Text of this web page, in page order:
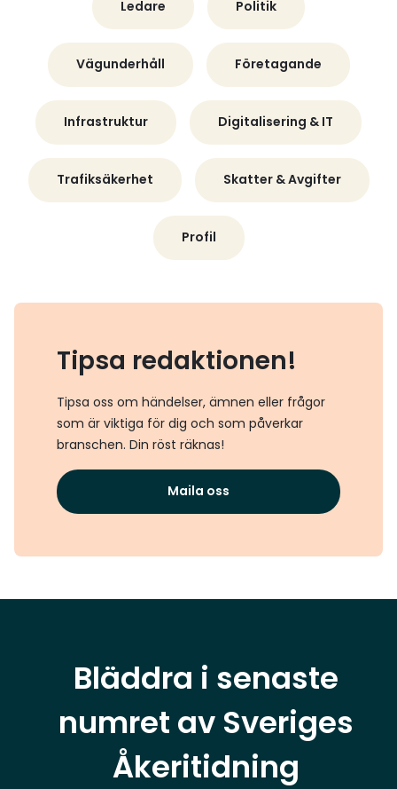
Ledare Politik
Vägunderhåll Företagande
Infrastruktur Digitalisering & IT
Trafiksäkerhet Skatter & Avgifter
Profil
Tipsa redaktionen!
Tipsa oss om händelser, ämnen eller frågor
som är viktiga för dig och som påverkar
branschen. Din röst räknas!
Maila oss
Bläddra i senaste
numret av Sveriges
Åkeritidning